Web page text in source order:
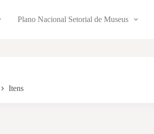
Plano Nacional Setorial de Museus
Itens